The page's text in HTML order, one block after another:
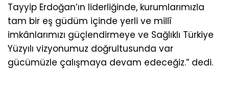
Tayyip Erdoğan’ın liderliğinde, kurumlarımızla
tam bir eş güdüm içinde yerli ve millî
imkânlarımızı güçlendirmeye ve Sağlıklı Türkiye
Yüzyılı vizyonumuz doğrultusunda var
gücümüzle çalışmaya devam edeceğiz.” dedi.